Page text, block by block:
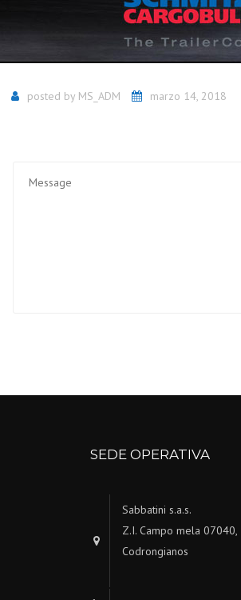
posted by MS_ADM marzo 14, 2018
SEDE OPERATIVA
Sabbatini s.a.s.
Z.I. Campo mela 07040,
Codrongianos